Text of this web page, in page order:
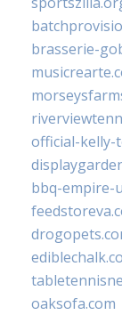
brasserie-
official-kelly-
bbq-empire-
oaksofa.com